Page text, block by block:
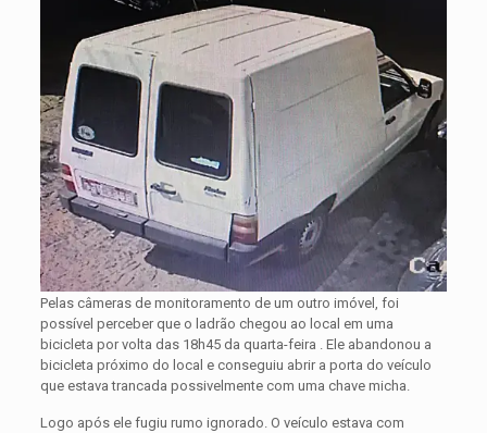
Pelas câmeras de monitoramento de um outro imóvel, foi
possível perceber que o ladrão chegou ao local em uma
bicicleta por volta das 18h45 da quarta-feira . Ele abandonou a
bicicleta próximo do local e conseguiu abrir a porta do veículo
que estava trancada possivelmente com uma chave micha.
Logo após ele fugiu rumo ignorado. O veículo estava com